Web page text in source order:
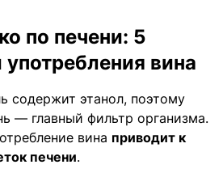
по печени: 5
вина
содержит этанол, поэтому
— главный фильтр организма.
вина приводит к
печени.